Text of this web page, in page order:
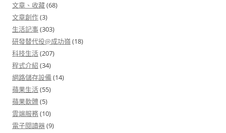
文章、收藏(68)
文章創作(3)
生活記事(303)
研發替代役@成功嶺(18)
科技生活(207)
程式介紹 (34)
網路儲存設備(14)
蘋果生活(55)
蘋果軟體(5)
雲端服務(10)
電子閱讀器(9)